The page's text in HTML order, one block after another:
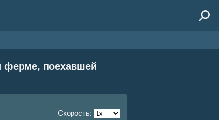
ферме, поехавшей
Скорость: